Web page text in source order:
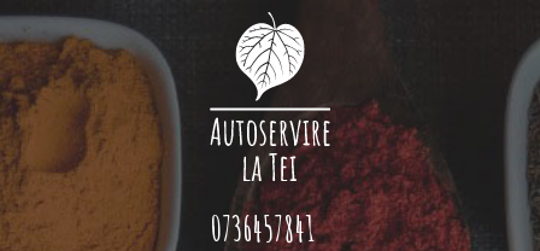
0736457841